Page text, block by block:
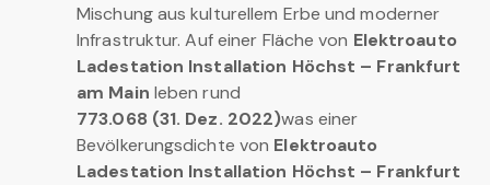
Mischung aus kulturellem Erbe und moderner
Infrastruktur. Auf einer Fläche von Elektroauto
Ladestation Installation Höchst – Frankfurt
am Main leben rund
773.068 (31. Dez. 2022)was einer
Bevölkerungsdichte von Elektroauto
Ladestation Installation Höchst – Frankfurt